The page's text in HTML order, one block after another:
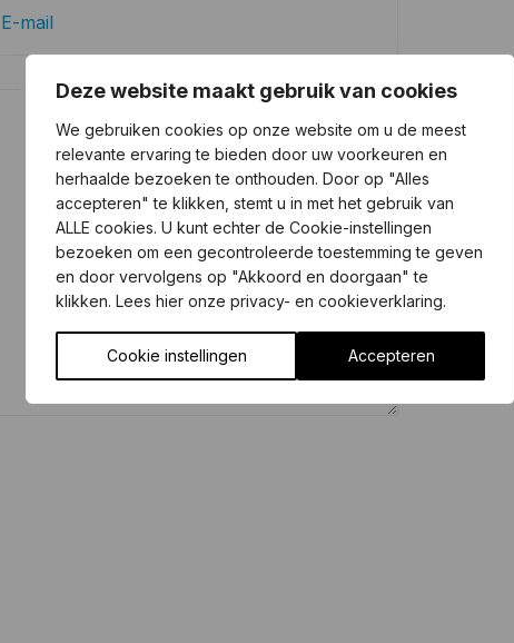
Deze website maakt gebruik van cookies
We gebruiken cookies op onze website om u de meest
relevante ervaring te bieden door uw voorkeuren en
herhaalde bezoeken te onthouden. Door op "Alles
accepteren" te klikken, stemt u in met het gebruik van
ALLE cookies. U kunt echter de Cookie-instellingen
bezoeken om een gecontroleerde toestemming te geven
en door vervolgens op "Akkoord en doorgaan" te
klikken. Lees hier onze privacy- en cookieverklaring.
Cookie instellingen Accepteren